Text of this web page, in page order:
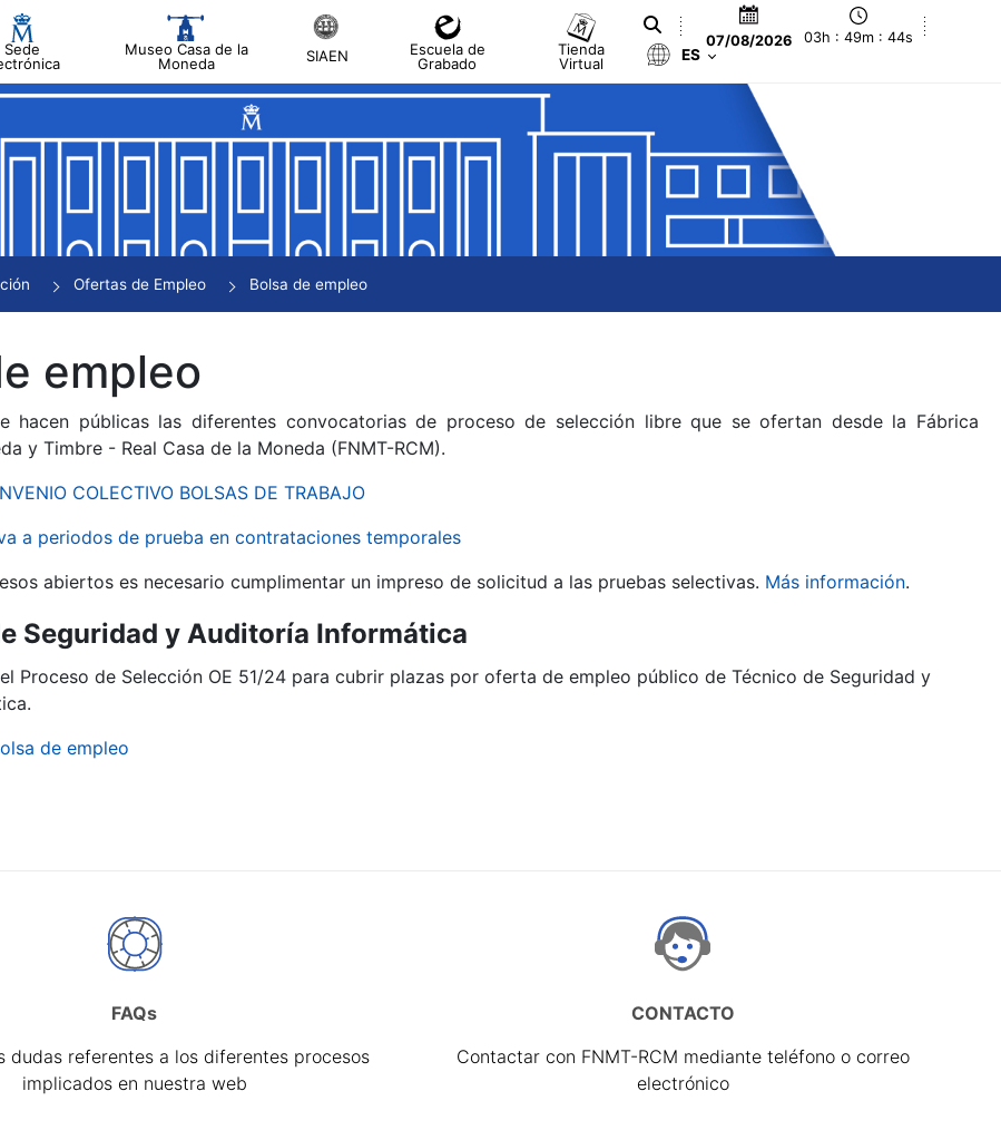
Sede
Museo Casa de la
Moneda
SIAEN
Escuela de
Grabado
Tienda
Virtual
07/08/2026 03h : 49m : 44s
ES
Ofertas de Empleo Bolsa de empleo
empleo
hacen públicas las diferentes convocatorias de proceso de selección libre que se ofertan desde la Fábrica
y Timbre - Real Casa de la Moneda (FNMT-RCM).
COLECTIVO BOLSAS DE TRABAJO
a periodos de prueba en contrataciones temporales
abiertos es necesario cumplimentar un impreso de solicitud a las pruebas selectivas. Más información.
Seguridad y Auditoría Informática
Proceso de Selección OE 51/24 para cubrir plazas por oferta de empleo público de Técnico de Seguridad y
de empleo
FAQs
dudas referentes a los diferentes procesos
implicados en nuestra web
CONTACTO
Contactar con FNMT-RCM mediante teléfono o correo
electrónico